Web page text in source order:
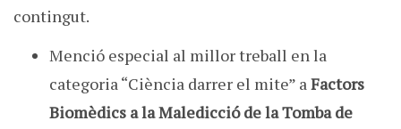
contingut.
Menció especial al millor treball en la
categoria “Ciència darrer el mite” aFactors
Biomèdics a la Maledicció de la Tomba de